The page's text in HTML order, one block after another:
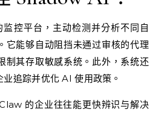
控平台，主动检测并分析不同自
它能够自动阻挡未通过审核的代理
制其存取敏感系统。此外，系统还
追踪并优化 AI 使用政策。
的企业往往能更快辨识与解决